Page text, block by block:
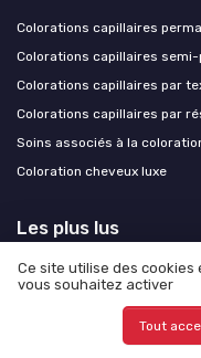
Colorations capillaires
Colorations capillaires
Colorations capillaires par
Colorations capillaires par
Soins associés à la
Coloration cheveux luxe
Les plus lus
Le henné sur cheveux
pièges à éviter
Coloration végétale
Ce site utilise des
vous souhaitez activer
Tout